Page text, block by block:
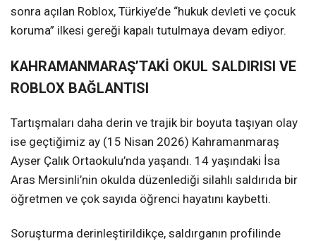
sonra açılan Roblox, Türkiye’de “hukuk devleti ve çocuk
koruma” ilkesi gereği kapalı tutulmaya devam ediyor.
KAHRAMANMARAŞ’TAKİ OKUL SALDIRISI VE
ROBLOX BAĞLANTISI
Tartışmaları daha derin ve trajik bir boyuta taşıyan olay
ise geçtiğimiz ay (15 Nisan 2026) Kahramanmaraş
Ayser Çalık Ortaokulu’nda yaşandı. 14 yaşındaki İsa
Aras Mersinli’nin okulda düzenlediği silahlı saldırıda bir
öğretmen ve çok sayıda öğrenci hayatını kaybetti.
Soruşturma derinleştirildikçe, saldırganın profilinde